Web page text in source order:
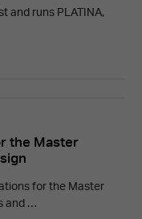
and runs PLATINA,
the Master
for the Master
and …